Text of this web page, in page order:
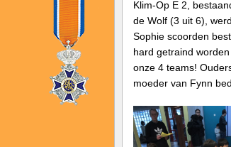
Klim-Op E 2,
de Wolf (3 uit 6),
Sophie scoorden
hard getraind
onze 4 teams!
moeder van Fynn